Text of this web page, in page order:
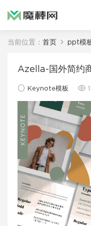
当前位置： 首页 ppt模
Azella-国外简约
Keynote模板